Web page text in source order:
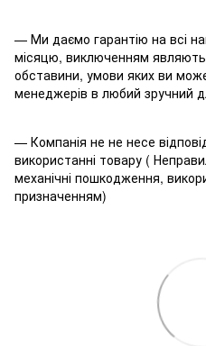
— Ми даємо гарантію на всі
місяцю, виключенням
обставини, умови яких ви
менеджерів в любий зручний
— Компанія не не несе
використанні товару (
механічні пошкодження,
призначенням)